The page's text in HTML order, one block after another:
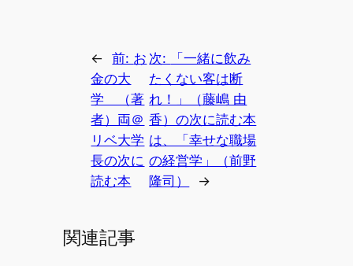
← 前: お
金の大
学 （著
者）両＠
リベ大学
長の次に
読む本
次:
「一緒に飲み
たくない客は断
れ！」（藤嶋 由
香）の次に読む本
は、「幸せな職場
の経営学」（前野
隆司）
→
関連記事